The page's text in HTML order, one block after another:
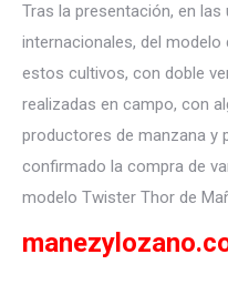
Tras la presentación, en las
internacionales, del
estos cultivos, con doble
realizadas en campo, con
productores de manzana y
confirmado la compra de
modelo Twister Thor de